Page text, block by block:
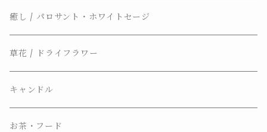
癒し / パロサント・ホワイトセージ
草花 / ドライフラワー
キャンドル
お茶・フード